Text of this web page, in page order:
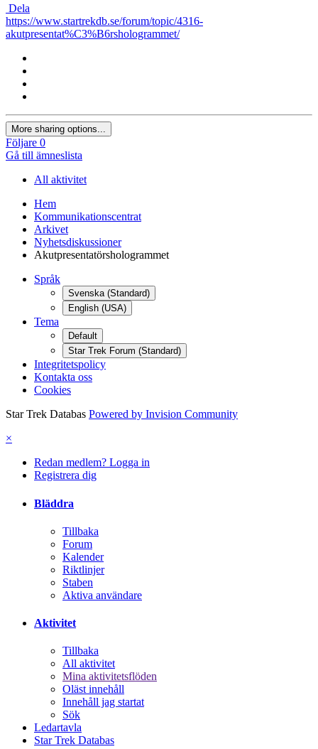
Dela
https://www.startrekdb.se/forum/topic/4316-
akutpresentat%C3%B6rshologrammet/
More sharing options...
Följare 0
Gå till ämneslista
All aktivitet
Hem
Kommunikationscentrat
Arkivet
Nyhetsdiskussioner
Akutpresentatörshologrammet
Språk
Svenska (Standard)
English (USA)
Tema
Default
Star Trek Forum (Standard)
Integritetspolicy
Kontakta oss
Cookies
Star Trek Databas Powered by Invision Community
×
Redan medlem? Logga in
Registrera dig
Bläddra
Tillbaka
Forum
Kalender
Riktlinjer
Staben
Aktiva användare
Aktivitet
Tillbaka
All aktivitet
Mina aktivitetsflöden
Oläst innehåll
Innehåll jag startat
Sök
Ledartavla
Star Trek Databas